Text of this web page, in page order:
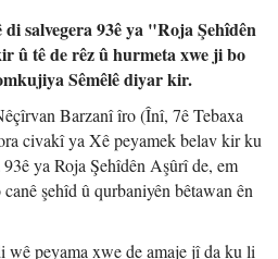
salvegera 93ê ya "Roja Şehîdên
û tê de rêz û hurmeta xwe ji bo
Sêmêlê diyar kir.
Barzanî îro (Înî, 7ê Tebaxa
civakî ya Xê peyamek belav kir ku
ya Roja Şehîdên Aşûrî de, em
şehîd û qurbaniyên bêtawan ên
wê peyama xwe de amaje jî da ku li